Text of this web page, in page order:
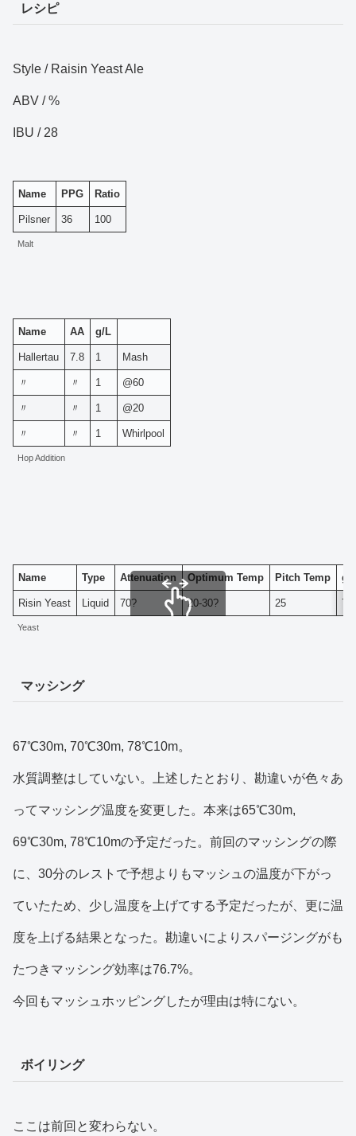
レシピ
Style / Raisin Yeast Ale
ABV / %
IBU / 28
Name PPG Ratio
Pilsner 36 100
Malt
Name AA g/L
Hallertau 7.8 1 Mash
〃 〃 1 @60
〃 〃 1 @20
〃 〃 1 Whirlpool
Hop Addition
Name Type Attenuation Optimum Temp Pitch Temp g/
Risin Yeast Liquid 70? 20-30? 25 7.5
Yeast
マッシング
67℃30m, 70℃30m, 78℃10m。
水質調整はしていない。上述したとおり、勘違いが色々あ
ってマッシング温度を変更した。本来は65℃30m,
69℃30m, 78℃10mの予定だった。前回のマッシングの際
に、30分のレストで予想よりもマッシュの温度が下がっ
ていたため、少し温度を上げてする予定だったが、更に温
度を上げる結果となった。勘違いによりスパージングがも
たつきマッシング効率は76.7%。
今回もマッシュホッピングしたが理由は特にない。
ボイリング
ここは前回と変わらない。